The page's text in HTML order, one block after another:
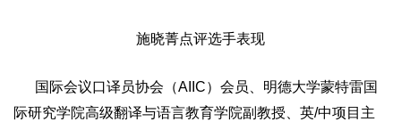
施晓菁点评选手表现
国际会议口译员协会（AIIC）会员、明德大学蒙特雷国
际研究学院高级翻译与语言教育学院副教授、英/中项目主